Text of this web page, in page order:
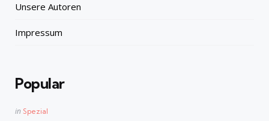
Unsere Autoren
Impressum
Popular
Posted
in Spezial